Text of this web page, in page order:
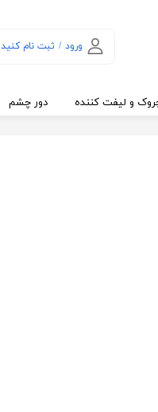
ورود / ثبت نام کنید
تغییر گذر واژه و لیفت کننده دور چشم